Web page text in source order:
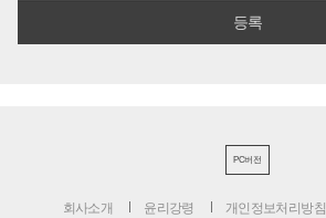
PC버전
회사소개 윤리강령 개인정보처리방침